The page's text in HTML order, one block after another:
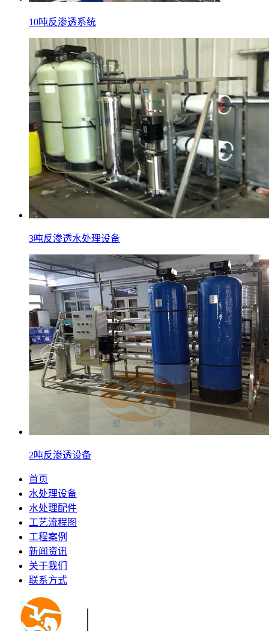
10吨反渗透系统
3吨反渗透水处理设备
2吨反渗透设备
首页
水处理设备
水处理配件
工艺流程图
工程案例
新闻资讯
关于我们
联系方式